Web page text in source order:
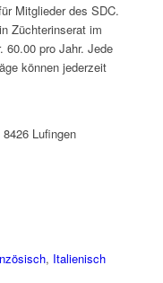
Mitglieder des SDC.
Züchterinserat im
60.00 pro Jahr. Jede
können jederzeit
Lufingen
Italienisch